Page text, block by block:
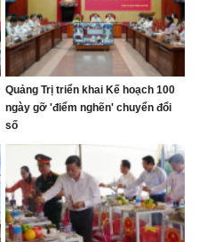
Quảng Trị triển khai Kế hoạch 100
ngày gỡ 'điểm nghẽn' chuyển đổi
số